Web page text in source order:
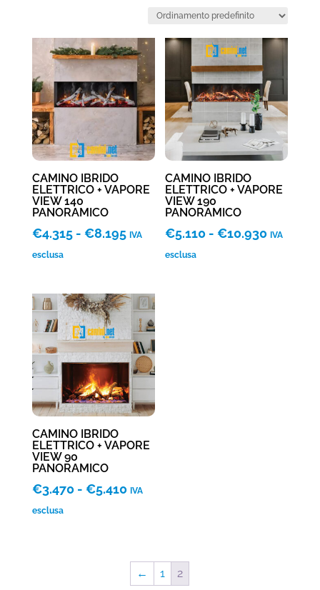
CAMINO IBRIDO
ELETTRICO + VAPORE
VIEW 140
PANORAMICO
€4.315 - €8.195Fascia
€4.315
€8.195
IVA
esclusa
CAMINO IBRIDO
ELETTRICO + VAPORE
VIEW 190
PANORAMICO
€5.110 - €10.930Fascia
IVA
esclusa
CAMINO IBRIDO
ELETTRICO + VAPORE
VIEW 90
PANORAMICO
€3.470 - €5.410Fascia
€3.470
a
IVA
esclusa
← 1 2